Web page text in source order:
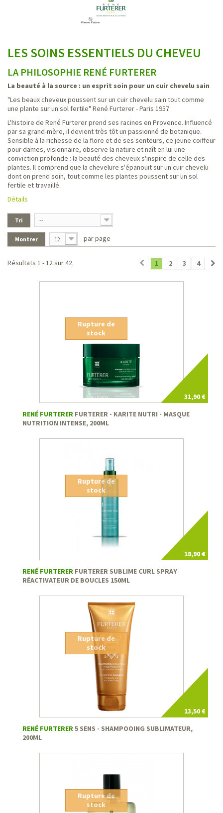
LES SOINS ESSENTIELS DU CHEVEU
LA PHILOSOPHIE RENÉ FURTERER
La beauté à la source : un esprit soin pour un cuir chevelu sain
"Les beaux cheveux poussent sur un cuir chevelu sain tout comme
une plante sur un sol fertile" René Furterer - Paris 1957
L'histoire de René Furterer prend ses racines en Provence. Influencé
par sa grand-mère, il devient très tôt un passionné de botanique.
Sensible à la richesse de la flore et de ses senteurs, ce jeune coiffeur
pour dames, visionnaire, observe la nature et naît en lui une
conviction profonde : la beauté des cheveux s'inspire de celle des
plantes. Il comprend que la chevelure s'épanouit sur un cuir chevelu
dont on prend soin, tout comme les plantes poussent sur un sol
fertile et travaillé.
Détails
Tri --
Montrer 12 par page
1 2 3 4
Résultats 1 - 12 sur 42.
31,90 €
Rupture de
stock
RENÉ FURTERER FURTERER - KARITE NUTRI - MASQUE
NUTRITION INTENSE, 200ML
18,90 €
Rupture de
stock
RENÉ FURTERER FURTERER SUBLIME CURL SPRAY
RÉACTIVATEUR DE BOUCLES 150ML
13,50 €
Rupture de
stock
RENÉ FURTERER5 SENS - SHAMPOOING SUBLIMATEUR,
200ML
Rupture de
stock